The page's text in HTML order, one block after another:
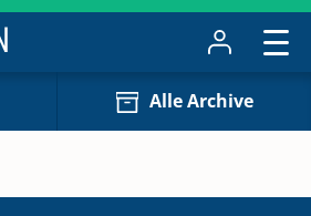
Alle Archive